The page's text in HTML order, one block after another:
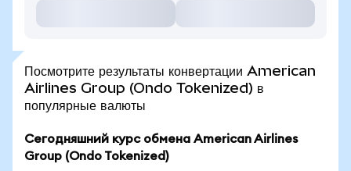
Посмотрите результаты конвертации American
Airlines Group (Ondo Tokenized) в
популярные валюты
Сегодняшний курс обмена American Airlines
Group (Ondo Tokenized)